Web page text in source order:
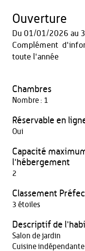
Ouverture
Du 01/01/2026 au
Complément
toute l'année
Chambres
Nombre : 1
Réservable en
Oui
Capacité
l'hébergement
2
Classement
3 étoiles
Descriptif de
Salon de jardin
Cuisine indépendante